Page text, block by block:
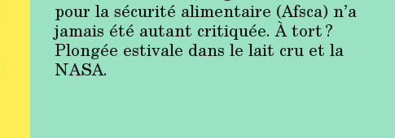
pour la sécurité alimentaire (Afsca) n’a
jamais été autant critiquée. À tort ?
Plongée estivale dans le lait cru et la
NASA.